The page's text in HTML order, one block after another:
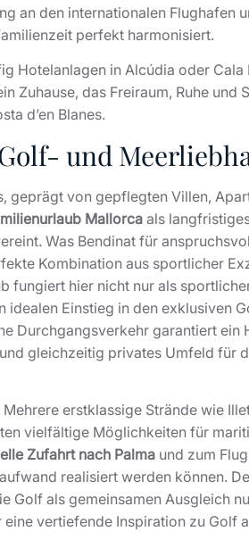
an den internationalen Flughafen
perfekt harmonisiert.
Hotelanlagen in Alcúdia oder
Zuhause, das Freiraum, Ruhe und
d’en Blanes.
und
von gepflegten Villen,
Mallorcaals
Was Bendinat für
Kombination aus sportlicher
fungiert hier nicht nur als
Einstieg in den exklusiven
Durchgangsverkehr garantiert ein
gleichzeitig privates Umfeld für
erstklassige Strände wie
vielfältige Möglichkeiten für
Zufahrt nach Palma und zum
realisiert werden können.
als gemeinsamen Ausgleich
vertiefende Inspiration zu Golf